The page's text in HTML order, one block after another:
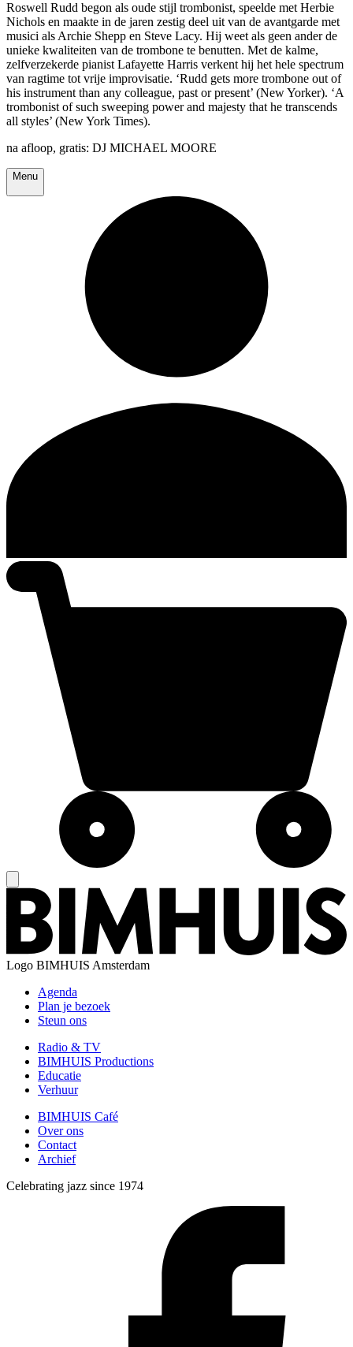
Roswell Rudd begon als oude stijl trombonist, speelde met Herbie
Nichols en maakte in de jaren zestig deel uit van de avantgarde met
musici als Archie Shepp en Steve Lacy. Hij weet als geen ander de
unieke kwaliteiten van de trombone te benutten. Met de kalme,
zelfverzekerde pianist Lafayette Harris verkent hij het hele spectrum
van ragtime tot vrije improvisatie. ‘Rudd gets more trombone out of
his instrument than any colleague, past or present’ (New Yorker). ‘A
trombonist of such sweeping power and majesty that he transcends
all styles’ (New York Times).
na afloop, gratis: DJ MICHAEL MOORE
Menu
Logo BIMHUIS Amsterdam
Agenda
Plan je bezoek
Steun ons
Radio & TV
BIMHUIS Productions
Educatie
Verhuur
BIMHUIS Café
Over ons
Contact
Archief
Celebrating jazz since 1974